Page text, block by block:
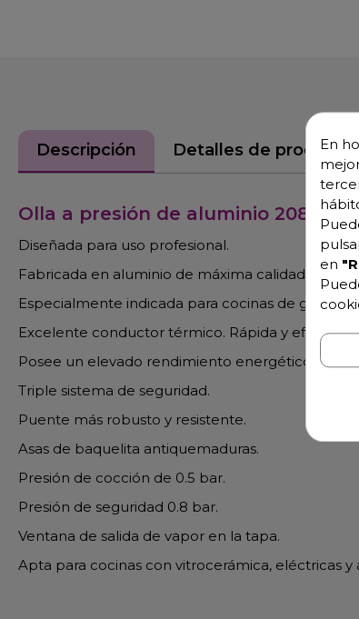
Descripción Detalles de producto
Olla a presión de aluminio 20830+
Diseñada para uso profesional.
Fabricada en aluminio de máxima calidad (grado
Especialmente indicada para cocinas de gas,
Excelente conductor térmico. Rápida y eficiente.
Posee un elevado rendimiento energético (70%).
Triple sistema de seguridad.
Puente más robusto y resistente.
Asas de baquelita antiquemaduras.
Presión de cocción de 0.5 bar.
Presión de seguridad 0.8 bar.
Ventana de salida de vapor en la tapa.
Apta para cocinas con vitrocerámica, eléctricas y
En
en